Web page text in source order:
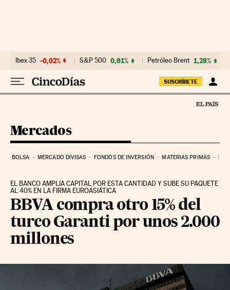
Ibex 35 -0,02% S&P 500 0,61% Petróleo Brent 1,28%
SUSCRÍBETE
Mercados
BOLSA MERCADO DIVISAS FONDOS DE INVERSIÓN MATERIAS PRIMAS
EL BANCO AMPLIA CAPITAL POR ESTA CANTIDAD Y SUBE SU PAQUETE
AL 40% EN LA FIRMA EUROASIÁTICA
BBVA compra otro 15% del
turco Garanti por unos 2.000
millones